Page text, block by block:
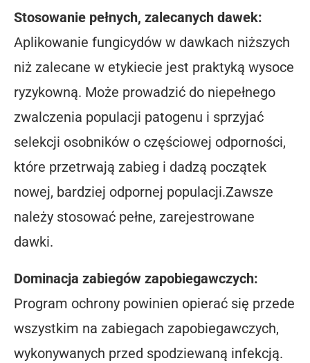
Stosowanie pełnych, zalecanych dawek:
Aplikowanie fungicydów w dawkach niższych
niż zalecane w etykiecie jest praktyką wysoce
ryzykowną. Może prowadzić do niepełnego
zwalczenia populacji patogenu i sprzyjać
selekcji osobników o częściowej odporności,
które przetrwają zabieg i dadzą początek
nowej, bardziej odpornej populacji.Zawsze
należy stosować pełne, zarejestrowane
dawki.
Dominacja zabiegów zapobiegawczych:
Program ochrony powinien opierać się przede
wszystkim na zabiegach zapobiegawczych,
wykonywanych przed spodziewaną infekcją.